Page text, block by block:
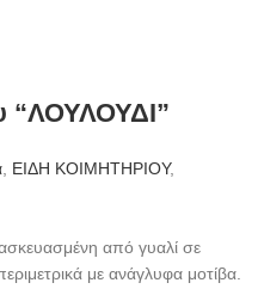
“ΛΟΥΛΟΥΔΙ”
, ΕΙΔΗ ΚΟΙΜΗΤΗΡΙΟΥ,
από γυαλί σε
με ανάγλυφα μοτίβα.